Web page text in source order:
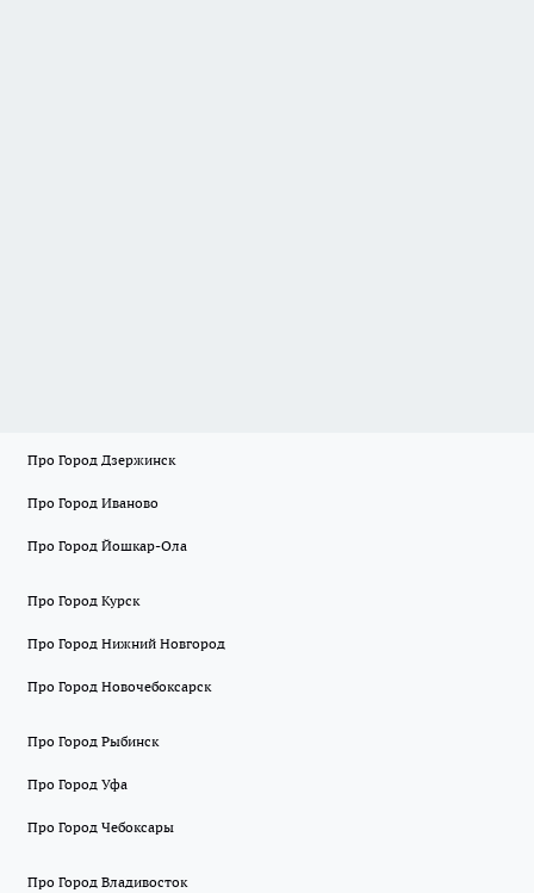
Про Город Дзержинск
Про Город Иваново
Про Город Йошкар-Ола
Про Город Курск
Про Город Нижний Новгород
Про Город Новочебоксарск
Про Город Рыбинск
Про Город Уфа
Про Город Чебоксары
Про Город Владивосток